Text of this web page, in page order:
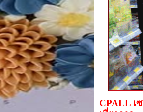
CPALL เ